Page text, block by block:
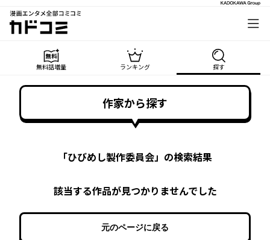
漫画エンタメ全部コミコミ
カドコミ
無料話増量 ランキング 探す
作家から探す
「ひびめし製作委員会」の検索結果
該当する作品が見つかりませんでした
元のページに戻る